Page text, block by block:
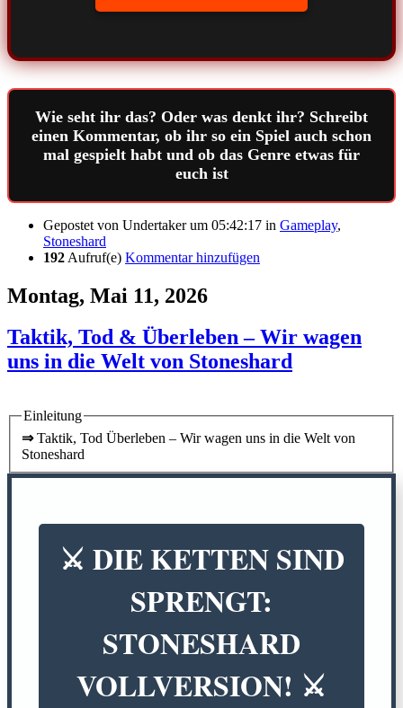
Wie seht ihr das? Oder was denkt ihr? Schreibt
einen Kommentar, ob ihr so ein Spiel auch schon
mal gespielt habt und ob das Genre etwas für
euch ist
Gepostet von Undertakerum 05:42:17 in Gameplay,
Stoneshard
192 Aufruf(e) Kommentar hinzufügen
Montag, Mai 11, 2026
Taktik, Tod & Überleben – Wir wagen
uns in die Welt von Stoneshard
Einleitung
⇒Taktik, Tod Überleben – Wir wagen uns in die Welt von
Stoneshard
⚔️ DIE KETTEN SIND
SPRENGT:
STONESHARD
VOLLVERSION! ⚔️